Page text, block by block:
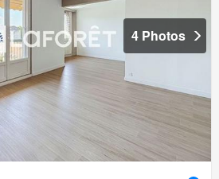
4 Photos